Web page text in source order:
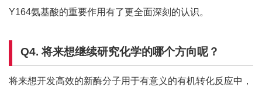
Y164氨基酸的重要作用有了更全面深刻的认识。
Q4.将来想继续研究化学的哪个方向呢？
将来想开发高效的新酶分子用于有意义的有机转化反应中，